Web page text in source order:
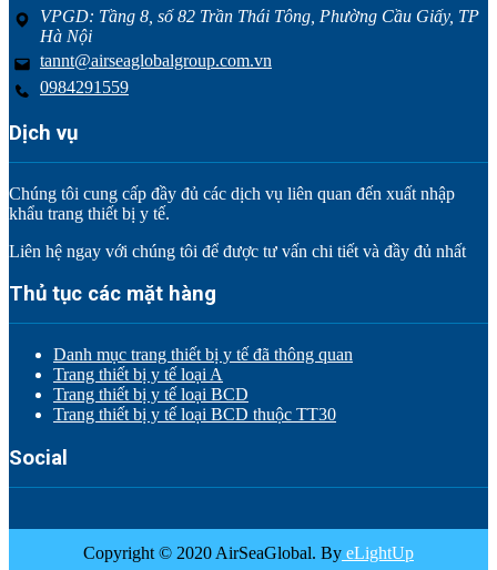
VPGD: Tầng 8, số 82 Trần Thái Tông, Phường Cầu Giấy, TP
Hà Nội
tannt@airseaglobalgroup.com.vn
0984291559
Dịch vụ
Chúng tôi cung cấp đầy đủ các dịch vụ liên quan đến xuất nhập
khẩu trang thiết bị y tế.
Liên hệ ngay với chúng tôi để được tư vấn chi tiết và đầy đủ nhất
Thủ tục các mặt hàng
Danh mục trang thiết bị y tế đã thông quan
Trang thiết bị y tế loại A
Trang thiết bị y tế loại BCD
Trang thiết bị y tế loại BCD thuộc TT30
Social
Copyright © 2020 AirSeaGlobal. By eLightUp